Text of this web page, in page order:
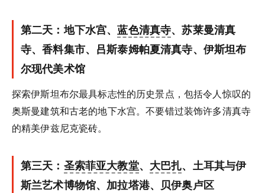
第二天：地下水宫、蓝色清真寺、苏莱曼清真
寺、香料集市、吕斯泰姆帕夏清真寺、伊斯坦布
尔现代美术馆
探索伊斯坦布尔最具标志性的历史景点，包括令人惊叹的
奥斯曼建筑和古老的地下水宫。不要错过装饰许多清真寺
的精美伊兹尼克瓷砖。
第三天： 圣索菲亚大教堂、 大巴扎、土耳其与伊
斯兰艺术博物馆、加拉塔港、贝伊奥卢区